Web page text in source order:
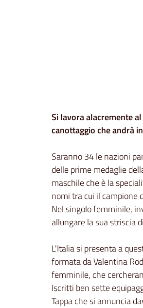
Contenuto
Si lavora alacremente
canottaggio che andrà
Saranno 34 le nazioni
delle prime medaglie
maschile che è la
nomi tra cui il campione
Nel singolo femminile,
allungare la sua striscia
L'Italia si presenta a
formata da Valentina
femminile, che
Iscritti ben sette
Tappa che si annuncia